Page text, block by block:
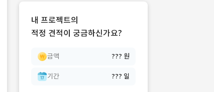
내 프로젝트의
적정 견적이 궁금하신가요?
금액 ??? 원
기간 ??? 일